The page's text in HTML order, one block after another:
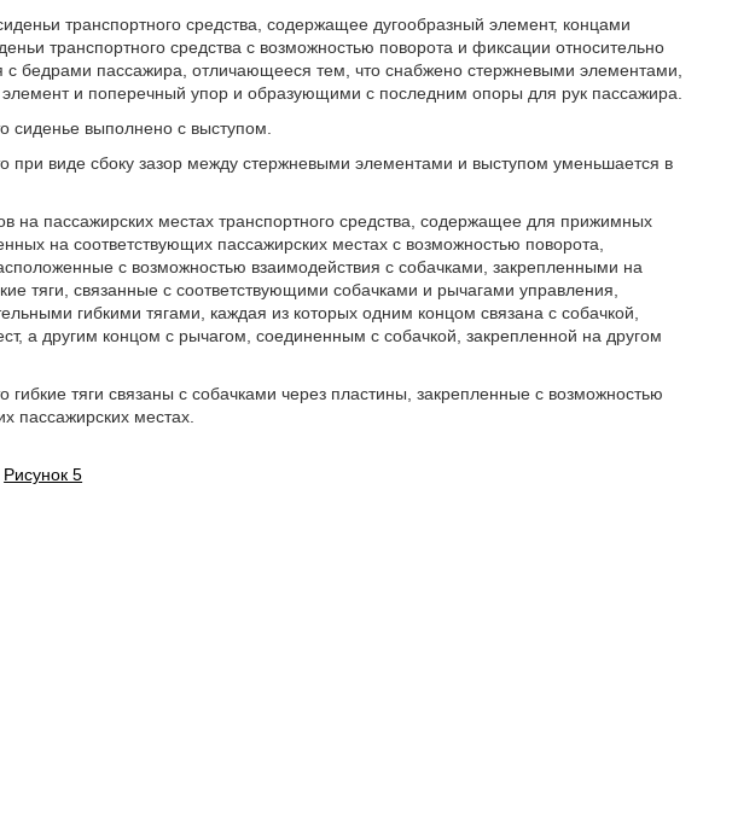
транспортного средства, содержащее дугообразный элемент, концами
транспортного средства с возможностью поворота и фиксации относительно
с бедрами пассажира, отличающееся тем, что снабжено стержневыми элементами,
и поперечный упор и образующими с последним опоры для рук пассажира.
сиденье выполнено с выступом.
при виде сбоку зазор между стержневыми элементами и выступом уменьшается в
на пассажирских местах транспортного средства, содержащее для прижимных
на соответствующих пассажирских местах с возможностью поворота,
с возможностью взаимодействия с собачками, закрепленными на
тяги, связанные с соответствующими собачками и рычагами управления,
гибкими тягами, каждая из которых одним концом связана с собачкой,
а другим концом с рычагом, соединенным с собачкой, закрепленной на другом
тяги связаны с собачками через пластины, закрепленные с возможностью
пассажирских местах.
Рисунок 5